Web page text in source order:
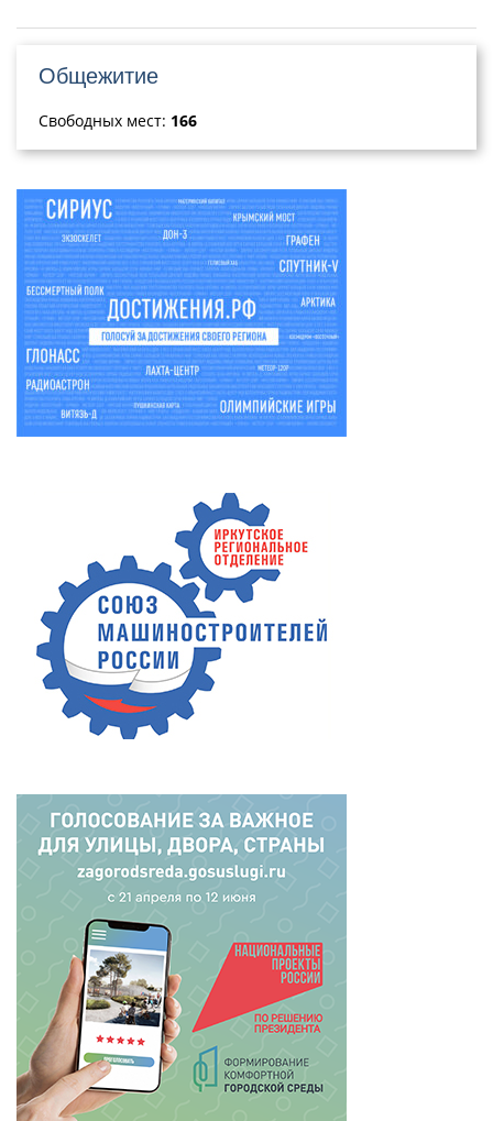
Общежитие
Свободных мест: 166